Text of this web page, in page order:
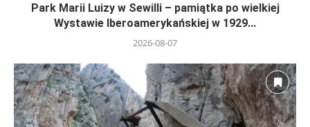
Park Marii Luizy w Sewilli – pamiątka po wielkiej
Wystawie Iberoamerykańskiej w 1929...
2026-08-07